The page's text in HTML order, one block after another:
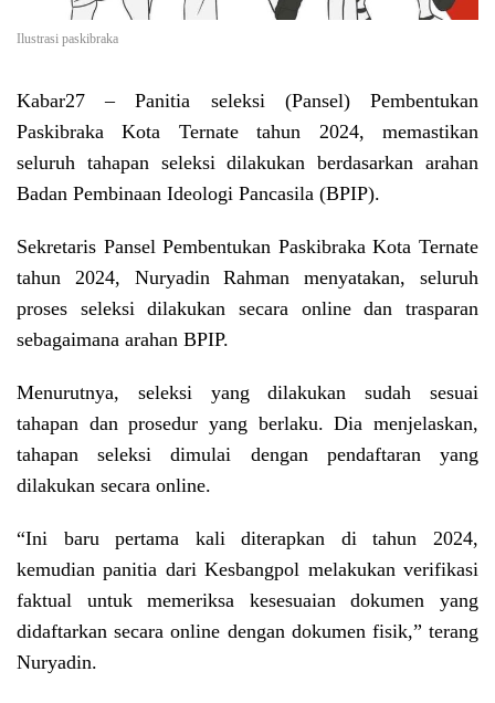
Ilustrasi paskibraka
Kabar27 – Panitia seleksi (Pansel) Pembentukan
Paskibraka Kota Ternate tahun 2024, memastikan
seluruh tahapan seleksi dilakukan berdasarkan arahan
Badan Pembinaan Ideologi Pancasila (BPIP).
Sekretaris Pansel Pembentukan Paskibraka Kota Ternate
tahun 2024, Nuryadin Rahman menyatakan, seluruh
proses seleksi dilakukan secara online dan trasparan
sebagaimana arahan BPIP.
Menurutnya, seleksi yang dilakukan sudah sesuai
tahapan dan prosedur yang berlaku. Dia menjelaskan,
tahapan seleksi dimulai dengan pendaftaran yang
dilakukan secara online.
“Ini baru pertama kali diterapkan di tahun 2024,
kemudian panitia dari Kesbangpol melakukan verifikasi
faktual untuk memeriksa kesesuaian dokumen yang
didaftarkan secara online dengan dokumen fisik,” terang
Nuryadin.